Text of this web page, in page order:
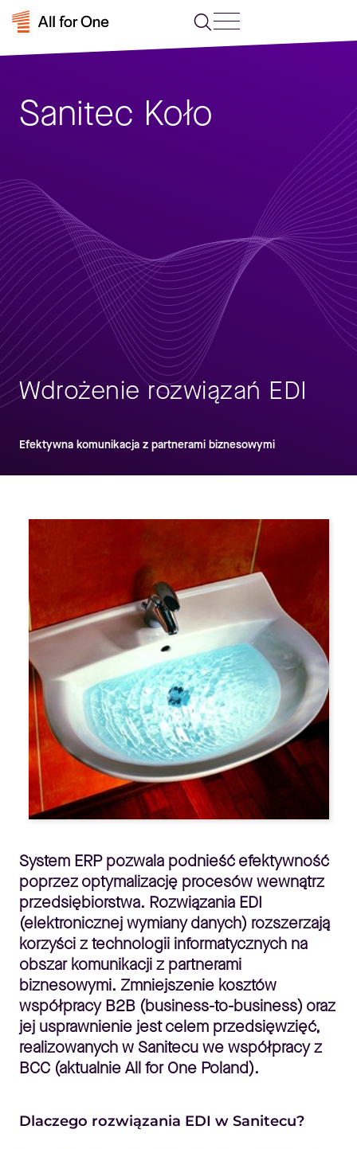
Sanitec Koło
Wdrożenie rozwiązań EDI
Efektywna komunikacja z partnerami biznesowymi
System ERP pozwala podnieść efektywność
poprzez optymalizację procesów wewnątrz
przedsiębiorstwa. Rozwiązania EDI
(elektronicznej wymiany danych) rozszerzają
korzyści z technologii informatycznych na
obszar komunikacji z partnerami
biznesowymi. Zmniejszenie kosztów
współpracy B2B (business-to-business) oraz
jej usprawnienie jest celem przedsięwzięć,
realizowanych w Sanitecu we współpracy z
BCC (aktualnie All for One Poland).
Dlaczego rozwiązania EDI w Sanitecu?